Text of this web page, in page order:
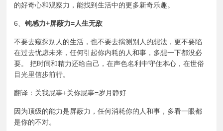
的好奇心和观察力，能找到生活中的更多新奇乐趣。
6、钝感力+屏蔽力=人生无敌
不要去窥探别人的生活，也不要去揣测别人的想法，更不要陷
在过去忧虑未来，任何引起你内耗的人和事，多想一下都没必
要。 把时间和精力还给自己，在声色名利中守住本心，在世俗
目光里信步前行。
翻译：关我屁事+关你屁事=岁月静好
因为顶级的能力是屏蔽力，任何消耗你的人和事，多看一眼都
是你的不对。